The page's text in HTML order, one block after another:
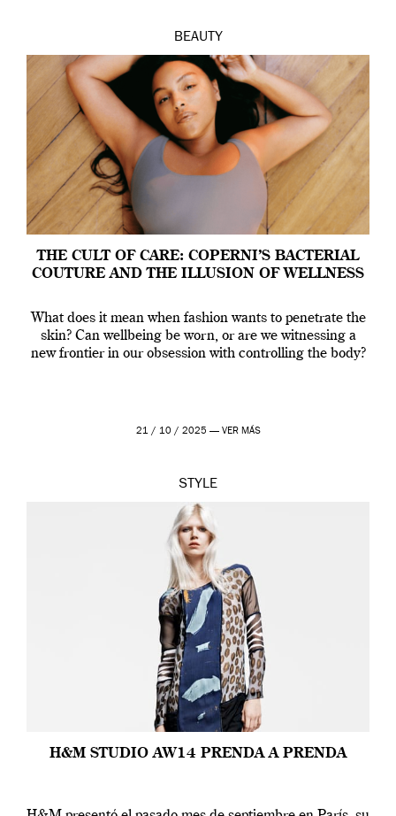
BEAUTY
THE CULT OF CARE: COPERNI’S BACTERIAL
COUTURE AND THE ILLUSION OF WELLNESS
What does it mean when fashion wants to penetrate the
skin? Can wellbeing be worn, or are we witnessing a
new frontier in our obsession with controlling the body?
21 / 10 / 2025 — VER MÁS
STYLE
H&M STUDIO AW14 PRENDA A PRENDA